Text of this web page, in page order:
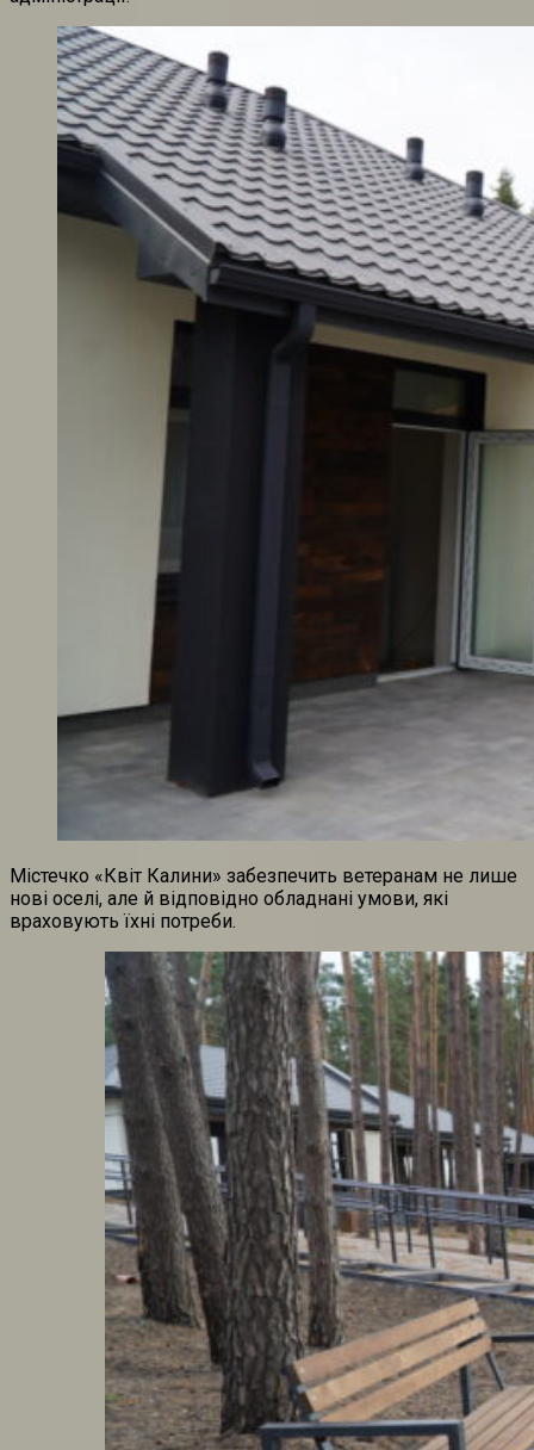
Містечко «Квіт Калини» забезпечить ветеранам не лише
нові оселі, але й відповідно обладнані умови, які
враховують їхні потреби.